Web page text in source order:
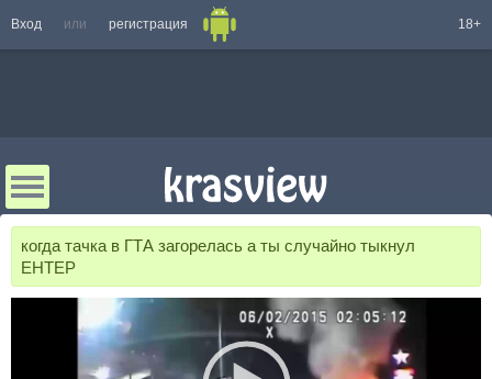
Вход или регистрация 18+
когда тачка в ГТА загорелась а ты случайно тыкнул
ЕНТЕР